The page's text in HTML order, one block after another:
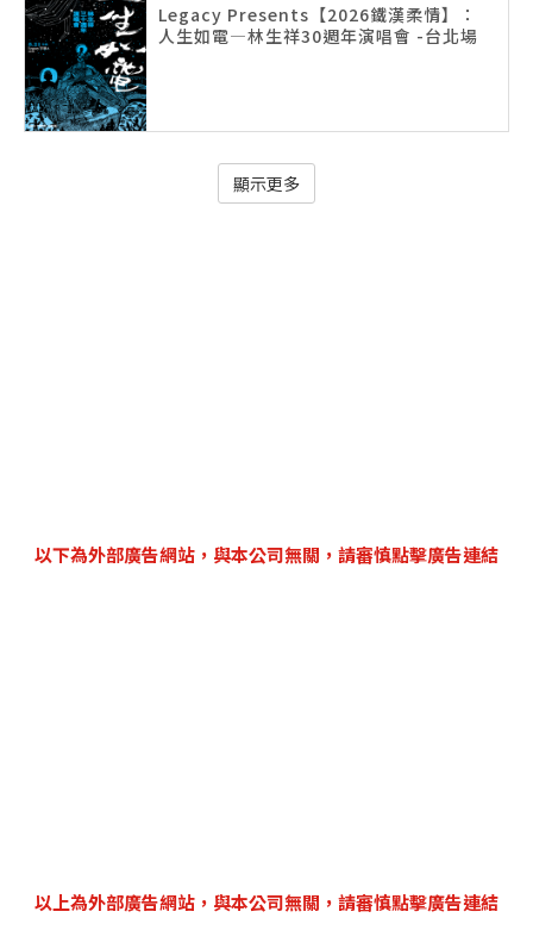
Legacy Presents【2026鐵漢柔情】：
人生如電—林生祥30週年演唱會 -台北場
顯示更多
以下為外部廣告網站，與本公司無關，請審慎點擊廣告連結
以上為外部廣告網站，與本公司無關，請審慎點擊廣告連結